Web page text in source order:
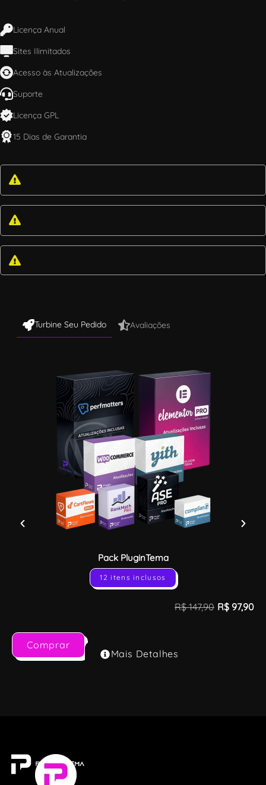
Licença Anual
Sites Ilimitados
Acesso às Atualizações
Suporte
Licença GPL
15 Dias de Garantia
Turbine Seu Pedido Avaliações
Pack PluginTema
12 itens inclusos
R$147,90 R$ 97,90
Comprar
Mais Detalhes